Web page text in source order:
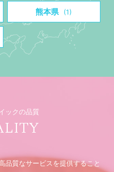
熊本県 (1)
ックの品質
品質なサービスを提供すること